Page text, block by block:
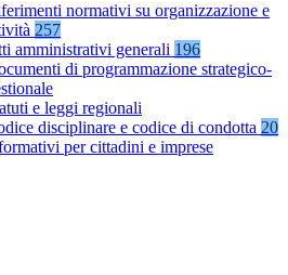
normativi su organizzazione e
257
amministrativi generali 196
di programmazione strategico-
e leggi regionali
disciplinare e codice di condotta 20
per cittadini e imprese